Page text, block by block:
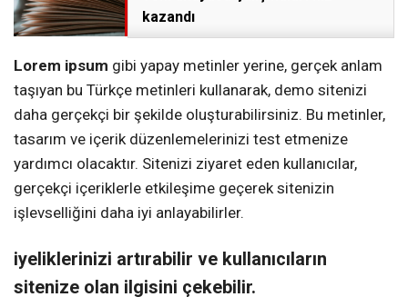
kazandı
Lorem ipsum gibi yapay metinler yerine, gerçek anlam
taşıyan bu Türkçe metinleri kullanarak, demo sitenizi
daha gerçekçi bir şekilde oluşturabilirsiniz. Bu metinler,
tasarım ve içerik düzenlemelerinizi test etmenize
yardımcı olacaktır. Sitenizi ziyaret eden kullanıcılar,
gerçekçi içeriklerle etkileşime geçerek sitenizin
işlevselliğini daha iyi anlayabilirler.
iyeliklerinizi artırabilir ve kullanıcıların
sitenize olan ilgisini çekebilir.